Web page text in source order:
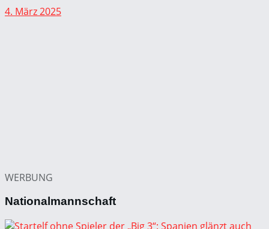
4. März 2025
WERBUNG
Nationalmannschaft